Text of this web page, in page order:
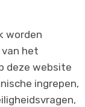
worden
het
deze website
ingrepen,